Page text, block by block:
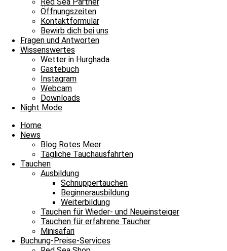
Öffnungszeiten
Kontaktformular
Bewirb dich bei uns
Fragen und Antworten
Wissenswertes
Wetter in Hurghada
Gästebuch
Instagram
Webcam
Downloads
Night Mode
Home
News
Blog Rotes Meer
Tägliche Tauchausfahrten
Tauchen
Ausbildung
Schnuppertauchen
Beginnerausbildung
Weiterbildung
Tauchen für Wieder- und Neueinsteiger
Tauchen für erfahrene Taucher
Minisafari
Buchung-Preise-Services
Jakob